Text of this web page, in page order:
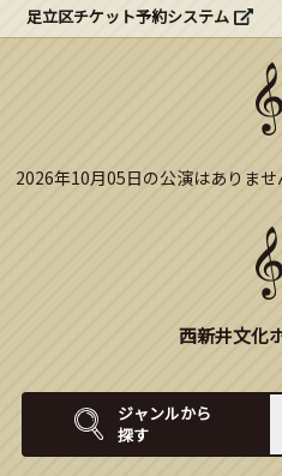
ブランドからのお知らせ
足立区チケット予約システム
2026年10月05日の公演はありませ
西新井文化
ジャンルから
探す